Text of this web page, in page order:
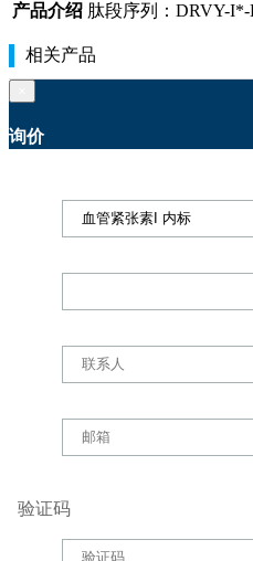
产品介绍 肽段序列：DRVY-
相关产品
询价
验证码